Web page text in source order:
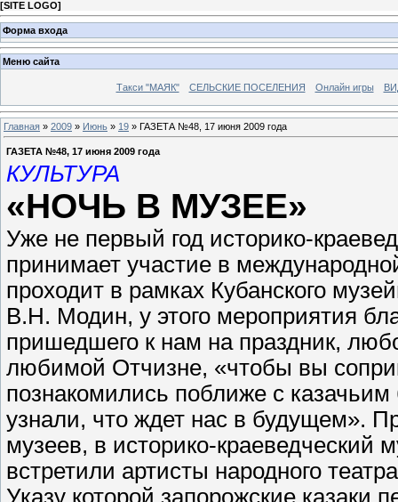
[SITE LOGO]
Форма входа
Меню сайта
Такси "МАЯК" СЕЛЬСКИЕ ПОСЕЛЕНИЯ Онлайн игры
Главная » 2009 » Июнь » 19 » ГАЗЕТА №48, 17 июня 2009 года
ГАЗЕТА №48, 17 июня 2009 года
КУЛЬТУРА
«НОЧЬ В МУЗЕЕ»
Уже не первый год историко-
принимает участие в
проходит в рамках Кубанского
В.Н. Модин, у этого мероприятия
пришедшего к нам на праздник,
любимой Отчизне, «чтобы вы
познакомились поближе с
узнали, что ждет нас в будущем».
музеев, в историко-краеведческий
встретили артисты народного
Указу которой запорожские казаки